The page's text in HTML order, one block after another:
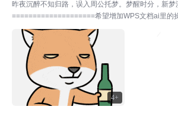
4+
昨夜沉醉不知归路，误入周公托梦。梦醒时分，新
====================希望增加WPS文档ai里的
点是生成式ai，跟其他大厂的功能类似。几乎都是输
相关内容。比如增加：AI...